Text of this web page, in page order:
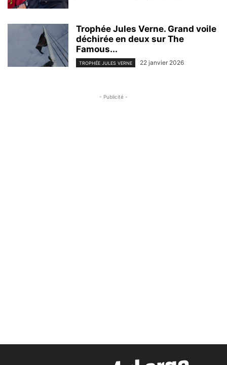
Trophée Jules Verne. Grand voile
déchirée en deux sur The
Famous...
TROPHÉE JULES VERNE 22 janvier 2026
- Publicité -